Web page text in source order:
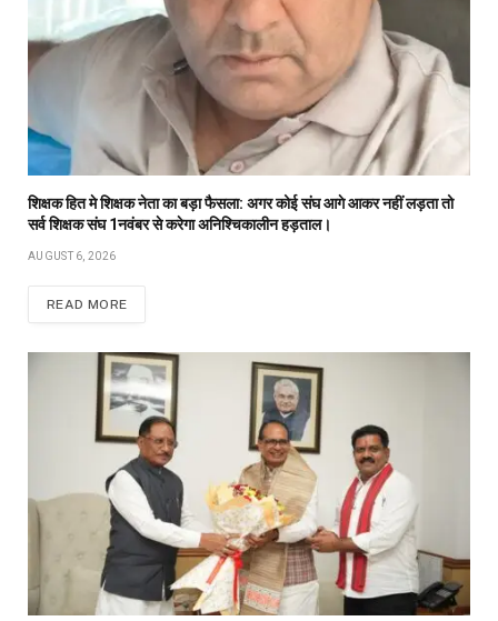
शिक्षक हित मे शिक्षक नेता का बड़ा फैसला: अगर कोई संघ आगे आकर नहीं लड़ता तो
सर्व शिक्षक संघ 1नवंबर से करेगा अनिश्चिकालीन हड़ताल।
AUGUST 6, 2026
READ MORE